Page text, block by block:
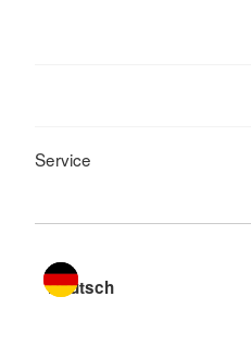
Service
Sprache wechseln zu